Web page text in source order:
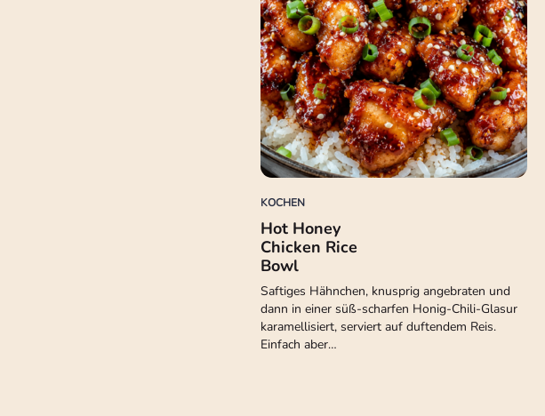
KOCHEN
Hot Honey
Chicken Rice
Bowl
Saftiges Hähnchen, knusprig angebraten und
dann in einer süß-scharfen Honig-Chili-Glasur
karamellisiert, serviert auf duftendem Reis.
Einfach aber…